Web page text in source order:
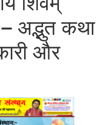
– अद्भुत कथा
और